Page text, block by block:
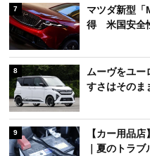
7
マツダ新型「
得 米国安全
8
ムーヴをユー
すさはそのま
9
【カー用品
｜夏のトラ